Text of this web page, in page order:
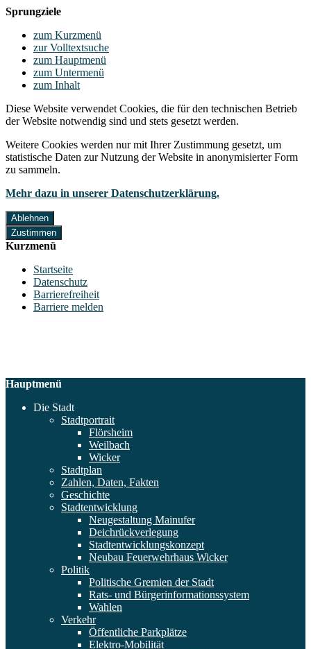
Sprungziele
zum Kurzmenü
zur Volltextsuche
zum Hauptmenü
zum Untermenü
zum Inhalt
Diese Website verwendet Cookies, die für den technischen Betrieb
der Website notwendig sind und stets gesetzt werden.
Weitere Cookies werden nur mit Ihrer Zustimmung gesetzt, um
statistische Daten zur Nutzung der Website in anonymisierter Form
zu sammeln.
Mehr dazu in unserer Datenschutzerklärung.
Ablehnen
Zustimmen
Kurzmenü
Startseite
Datenschutz
Barrierefreiheit
Barriere melden
Hauptmenü
Die Stadt
Stadtportrait
Flörsheim
Weilbach
Wicker
Stadtplan
Zahlen, Daten, Fakten
Geschichte
Stadtentwicklung
Neugestaltung Mainufer
Deichrückverlegung
Stadtentwicklungskonzept
Neubau Feuerwehrhaus Wicker
Politik
Politische Gremien der Stadt
Rats- und Bürgerinformationssystem
Wahlen
Verkehr
Öffentliche Parkplätze
Elektro-Mobilität